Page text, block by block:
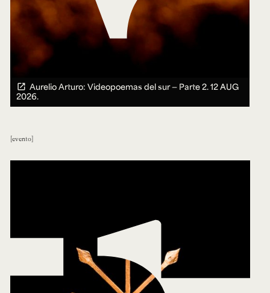
Aurelio Arturo: Videopoemas del sur — Parte 2.12 AUG
2026.
evento